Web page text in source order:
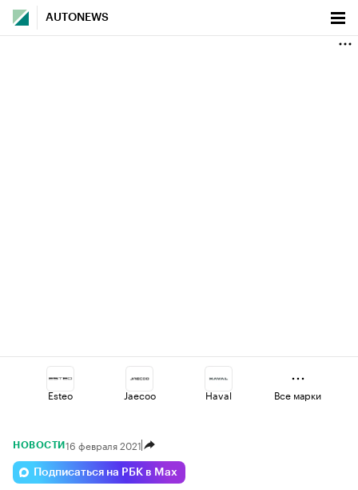
AUTONEWS
Esteo Jaecoo Haval
Lada Volga
Все марки
НОВОСТИ 16 февраля 2021
Подписаться на РБК в Max